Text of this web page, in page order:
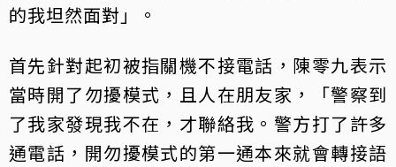
的我坦然面對」。
首先針對起初被指關機不接電話，陳零九表示
當時開了勿擾模式，且人在朋友家，「警察到
了我家發現我不在，才聯絡我。警方打了許多
通電話，開勿擾模式的第一通本來就會轉接語